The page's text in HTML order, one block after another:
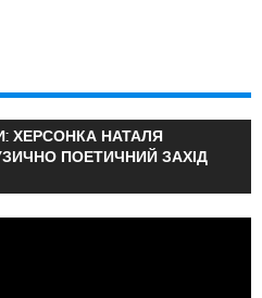
ХЕРСОНКА НАТАЛЯ
ПОЕТИЧНИЙ ЗАХІД